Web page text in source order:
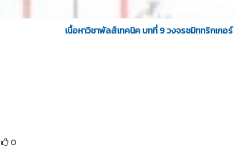
เนื้อหาวิชาพัลส์เทคนิค บทที่ 9 วงจรชมิททริกเกอร์
0